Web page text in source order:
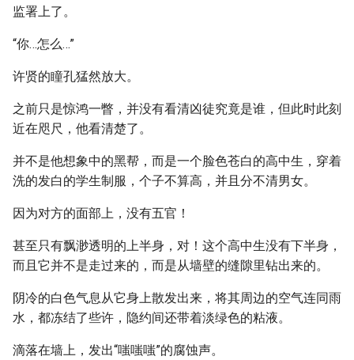
监署上了。
“你…怎么…”
许贤的瞳孔猛然放大。
之前只是惊鸿一瞥，并没有看清凶徒究竟是谁，但此时此刻
近在咫尺，他看清楚了。
并不是他想象中的黑帮，而是一个脸色苍白的高中生，穿着
洗的发白的学生制服，个子不算高，并且分不清男女。
因为对方的面部上，没有五官！
甚至只有飘渺透明的上半身，对！这个高中生没有下半身，
而且它并不是走过来的，而是从墙壁的缝隙里钻出来的。
阴冷的白色气息从它身上散发出来，将其周边的空气连同雨
水，都冻结了些许，隐约间还带着淡绿色的粘液。
滴落在墙上，发出“嗤嗤嗤”的腐蚀声。